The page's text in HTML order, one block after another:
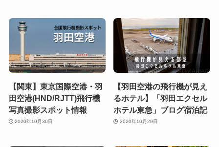
【関東】東京国際空港・羽
田空港(HND/RJTT)飛行機
写真撮影スポット情報
2020年10月30日
【羽田空港の飛行機が見え
るホテル】「羽田エクセル
ホテル東急」ブログ宿泊記
2020年10月29日